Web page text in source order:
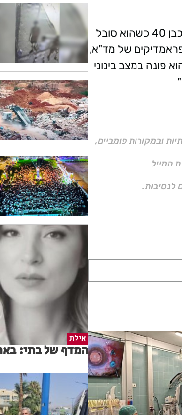
"כשהגעתי למקום, מצאתי גבר כבן 40 כשהוא סובל
של מד"א,
פונה במצב בינוני
ובמקורות פומביים,
המייל
לנסיבות.
אילת
המדף של בתי: